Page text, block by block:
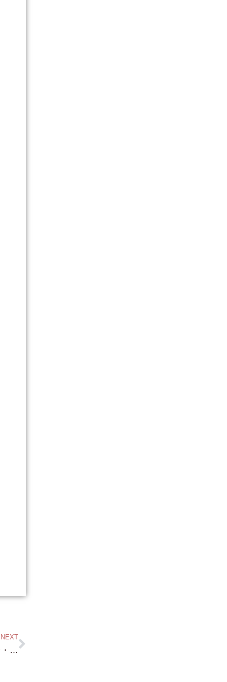
NEXT
絶景！・和邇北浜・住吉台・住吉神社・高台・琵琶湖一望約90坪・1,800万円（地籍が変わって安くなりました！）眺めがめちゃくちゃいい物件です！